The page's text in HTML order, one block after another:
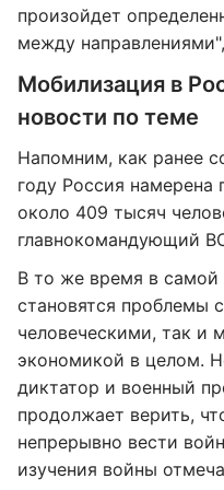
произойдет
между
Мобилизация в
новости по теме
Напомним, как ранее
году Россия
около 409 тысяч
главнокомандующий
В то же время в
становятся проблемы с
человеческими, так и
экономикой в целом.
диктатор и военный
продолжает верить,
непрерывно вести
изучения войны